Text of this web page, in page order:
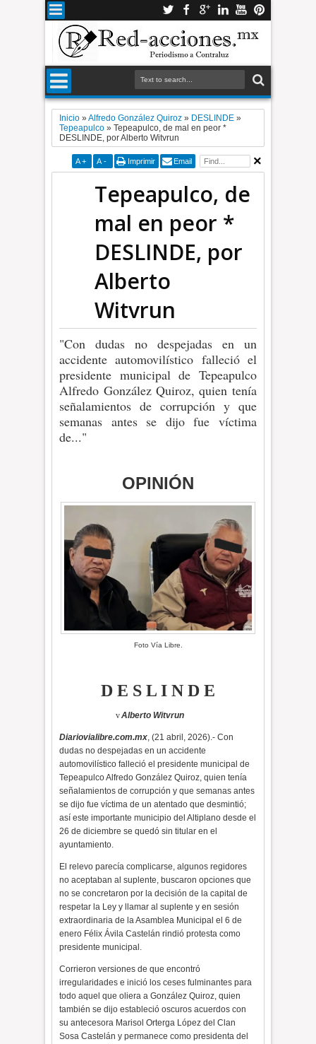
Inicio »Alfredo González Quiroz » DESLINDE »
Tepeapulco »Tepeapulco, de mal en peor *
DESLINDE, por Alberto Witvrun
A + A - Imprimir Email
Tepeapulco, de
mal en peor *
DESLINDE, por
Alberto
Witvrun
"Con dudas no despejadas en un
accidente automovilístico falleció el
presidente municipal de Tepeapulco
Alfredo González Quiroz, quien tenía
señalamientos de corrupción y que
semanas antes se dijo fue víctima
de..."
OPINIÓN
Foto Vía Libre.
D E S L I N D E
vAlberto Witvrun
Diariovialibre.com.mx, (21 abril, 2026).- Con
dudas no despejadas en un accidente
automovilístico falleció el presidente municipal de
Tepeapulco Alfredo González Quiroz, quien tenía
señalamientos de corrupción y que semanas antes
se dijo fue víctima de un atentado que desmintió;
así este importante municipio del Altiplano desde el
26 de diciembre se quedó sin titular en el
ayuntamiento.
El relevo parecía complicarse, algunos regidores
no aceptaban al suplente, buscaron opciones que
no se concretaron por la decisión de la capital de
respetar la Ley y llamar al suplente y en sesión
extraordinaria de la Asamblea Municipal el 6 de
enero Félix Ávila Castelán rindió protesta como
presidente municipal.
Corrieron versiones de que encontró
irregularidades e inició los ceses fulminantes para
todo aquel que oliera a González Quiroz, quien
también se dijo estableció oscuros acuerdos con
su antecesora Marisol Orterga López del Clan
Sosa Castelán y permanece como presidenta del